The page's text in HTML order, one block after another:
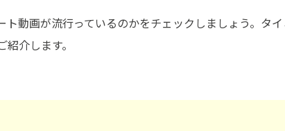
動画が流行っているのかをチェックしましょう。タ
介します。